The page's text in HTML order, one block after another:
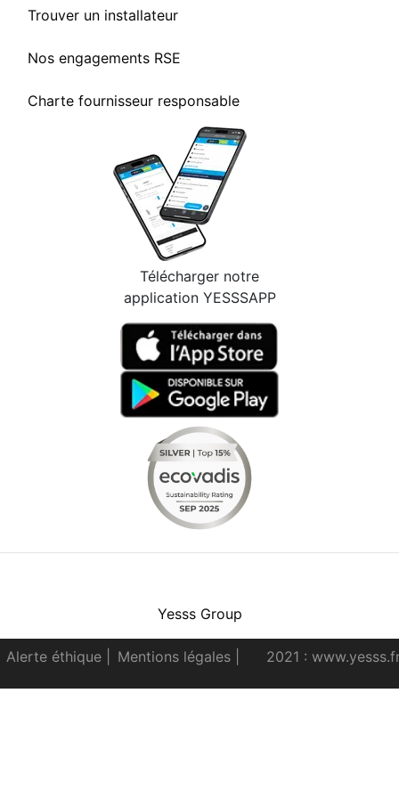
Trouver un installateur
Nos engagements RSE
Charte fournisseur responsable
Télécharger notre
application YESSSAPP
Yesss Group
Alerte éthique Mentions légales 2021 :